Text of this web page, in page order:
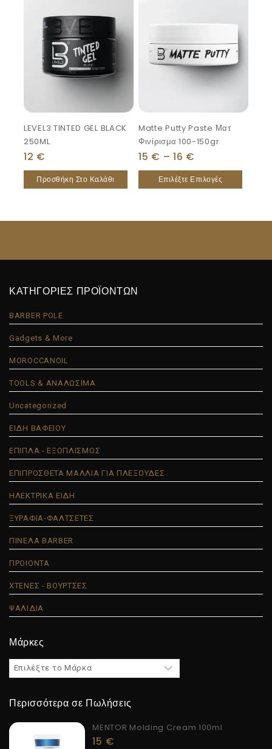
LEVEL3 TINTED GEL BLACK
250ML
12 €
Προσθήκη Στο Καλάθι
Matte Putty Paste Ματ
Φινίρισμα 100-150gr
15 € – 16 €
Επιλέξτε Επιλογές
ΚΑΤΗΓΟΡΙΕΣ ΠΡΟΪΟΝΤΩΝ
BARBER POLE
Gadgets & More
MOROCCANOIL
TOOLS & ΑΝΑΛΩΣΙΜΑ
Uncategorized
ΕΙΔΗ ΒΑΦΕΙΟΥ
ΕΠΙΠΛΑ - ΕΞΟΠΛΙΣΜΟΣ
ΕΠΙΠΡΟΣΘΕΤΑ ΜΑΛΛΙΑ ΓΙΑ ΠΛΕΞΟΥΔΕΣ
ΗΛΕΚΤΡΙΚΑ ΕΙΔΗ
ΞΥΡΑΦΙΑ-ΦΑΛΤΣΕΤΕΣ
ΠΙΝΕΛΑ BARBER
ΠΡΟΙΟΝΤΑ
ΧΤΕΝΕΣ - ΒΟΥΡΤΣΕΣ
ΨΑΛΙΔΙΑ
Μάρκες
Περισσότερα σε Πωλήσεις
MENTOR Molding Cream 100ml
15 €